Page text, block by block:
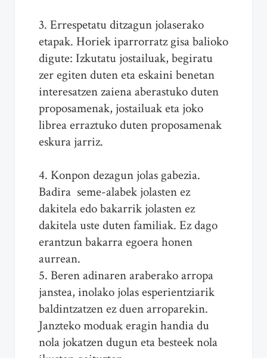
3. Errespetatu ditzagun jolaserako
etapak. Horiek iparrorratz gisa balioko
digute: Izkutatu jostailuak, begiratu
zer egiten duten eta eskaini benetan
interesatzen zaiena aberastuko duten
proposamenak, jostailuak eta joko
librea erraztuko duten proposamenak
eskura jarriz.
4. Konpon dezagun jolas gabezia.
Badira seme-alabek jolasten ez
dakitela edo bakarrik jolasten ez
dakitela uste duten familiak. Ez dago
erantzun bakarra egoera honen
aurrean.
5. Beren adinaren araberako arropa
janstea, inolako jolas esperientziarik
baldintzatzen ez duen arroparekin.
Janzteko moduak eragin handia du
nola jokatzen dugun eta besteek nola